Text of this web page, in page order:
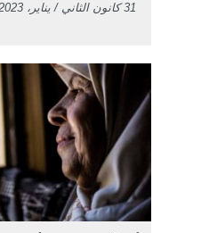
31 كانون الثاني / يناير، 2023